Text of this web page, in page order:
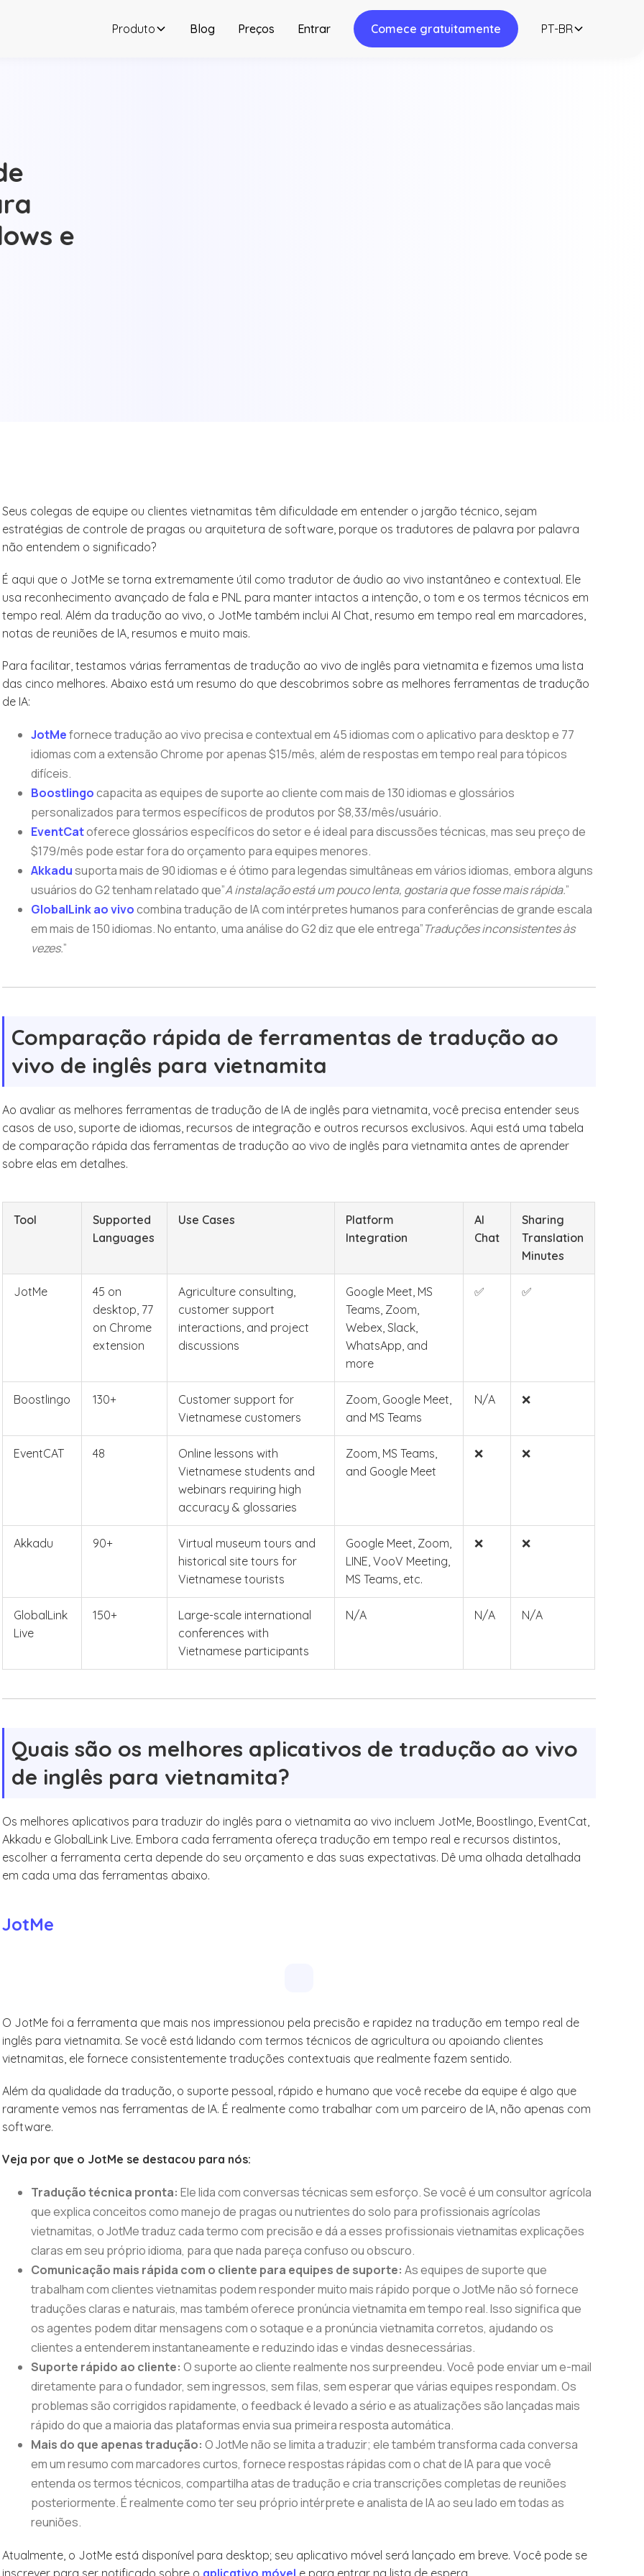
Produto Blog Preços Entrar Comece gratuitamente PT-BR
e
Seus colegas de equipe ou clientes vietnamitas têm dificuldade em entender o jargão técnico, sejam
estratégias de controle de pragas ou arquitetura de software, porque os tradutores de palavra por palavra
não entendem o significado?
É aqui que o JotMe se torna extremamente útil como tradutor de áudio ao vivo instantâneo e contextual. Ele
usa reconhecimento avançado de fala e PNL para manter intactos a intenção, o tom e os termos técnicos em
tempo real. Além da tradução ao vivo, o JotMe também inclui AI Chat, resumo em tempo real em marcadores,
notas de reuniões de IA, resumos e muito mais.
Para facilitar, testamos várias ferramentas de tradução ao vivo de inglês para vietnamita e fizemos uma lista
das cinco melhores. Abaixo está um resumo do que descobrimos sobre as melhores ferramentas de tradução
de IA:
JotMefornece tradução ao vivo precisa e contextual em 45 idiomas com o aplicativo para desktop e 77
idiomas com a extensão Chrome por apenas $15/mês, além de respostas em tempo real para tópicos
difíceis.
Boostlingocapacita as equipes de suporte ao cliente com mais de 130 idiomas e glossários
personalizados para termos específicos de produtos por $8,33/mês/usuário.
EventCatoferece glossários específicos do setor e é ideal para discussões técnicas, mas seu preço de
$179/mês pode estar fora do orçamento para equipes menores.
Akkadusuporta mais de 90 idiomas e é ótimo para legendas simultâneas em vários idiomas, embora alguns
usuários do G2 tenham relatado que”A instalação está um pouco lenta, gostaria que fosse mais rápida.”
GlobalLink ao vivocombina tradução de IA com intérpretes humanos para conferências de grande escala
em mais de 150 idiomas. No entanto, uma análise do G2 diz que ele entrega”Traduções inconsistentes às
vezes.”
Comparação rápida de ferramentas de tradução ao
vivo de inglês para vietnamita
Ao avaliar as melhores ferramentas de tradução de IA de inglês para vietnamita, você precisa entender seus
casos de uso, suporte de idiomas, recursos de integração e outros recursos exclusivos. Aqui está uma tabela
de comparação rápida das ferramentas de tradução ao vivo de inglês para vietnamita antes de aprender
sobre elas em detalhes.
Tool
Supported
Languages
Use Cases
Platform
Integration
AI
Chat
Sharing
Translation
Minutes
JotMe
45 on
desktop, 77
on Chrome
extension
Agriculture consulting,
customer support
interactions, and project
discussions
Google Meet, MS
Teams, Zoom,
Webex, Slack,
WhatsApp, and
more
✅ ✅
Boostlingo 130+
Customer support for
Vietnamese customers
Zoom, Google Meet,
and MS Teams
N/A ❌
EventCAT 48
Online lessons with
Vietnamese students and
webinars requiring high
accuracy & glossaries
Zoom, MS Teams,
and Google Meet
❌ ❌
Akkadu 90+
Virtual museum tours and
historical site tours for
Vietnamese tourists
Google Meet, Zoom,
LINE, VooV Meeting,
MS Teams, etc.
❌ ❌
GlobalLink
Live
150+
Large-scale international
conferences with
Vietnamese participants
N/A N/A N/A
Quais são os melhores aplicativos de tradução ao vivo
de inglês para vietnamita?
Os melhores aplicativos para traduzir do inglês para o vietnamita ao vivo incluem JotMe, Boostlingo, EventCat,
Akkadu e GlobalLink Live. Embora cada ferramenta ofereça tradução em tempo real e recursos distintos,
escolher a ferramenta certa depende do seu orçamento e das suas expectativas. Dê uma olhada detalhada
em cada uma das ferramentas abaixo.
JotMe
O JotMe foi a ferramenta que mais nos impressionou pela precisão e rapidez na tradução em tempo real de
inglês para vietnamita. Se você está lidando com termos técnicos de agricultura ou apoiando clientes
vietnamitas, ele fornece consistentemente traduções contextuais que realmente fazem sentido.
Além da qualidade da tradução, o suporte pessoal, rápido e humano que você recebe da equipe é algo que
raramente vemos nas ferramentas de IA. É realmente como trabalhar com um parceiro de IA, não apenas com
software.
Veja por que o JotMe se destacou para nós:
Tradução técnica pronta:Ele lida com conversas técnicas sem esforço. Se você é um consultor agrícola
que explica conceitos como manejo de pragas ou nutrientes do solo para profissionais agrícolas
vietnamitas, o JotMe traduz cada termo com precisão e dá a esses profissionais vietnamitas explicações
claras em seu próprio idioma, para que nada pareça confuso ou obscuro.
Comunicação mais rápida com o cliente para equipes de suporte:As equipes de suporte que
trabalham com clientes vietnamitas podem responder muito mais rápido porque o JotMe não só fornece
traduções claras e naturais, mas também oferece pronúncia vietnamita em tempo real. Isso significa que
os agentes podem ditar mensagens com o sotaque e a pronúncia vietnamita corretos, ajudando os
clientes a entenderem instantaneamente e reduzindo idas e vindas desnecessárias.
Suporte rápido ao cliente:O suporte ao cliente realmente nos surpreendeu. Você pode enviar um e-mail
diretamente para o fundador, sem ingressos, sem filas, sem esperar que várias equipes respondam. Os
problemas são corrigidos rapidamente, o feedback é levado a sério e as atualizações são lançadas mais
rápido do que a maioria das plataformas envia sua primeira resposta automática.
Mais do que apenas tradução:O JotMe não se limita a traduzir; ele também transforma cada conversa
em um resumo com marcadores curtos, fornece respostas rápidas com o chat de IA para que você
entenda os termos técnicos, compartilha atas de tradução e cria transcrições completas de reuniões
posteriormente. É realmente como ter seu próprio intérprete e analista de IA ao seu lado em todas as
reuniões.
Atualmente, o JotMe está disponível para desktop; seu aplicativo móvel será lançado em breve. Você pode se
inscrever para ser notificado sobre o aplicativo móvel e para entrar na lista de espera.